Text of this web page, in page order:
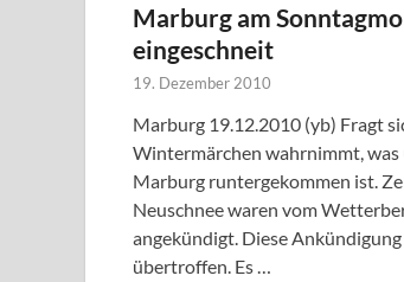
Marburg am
eingeschneit
19. Dezember 2010
Marburg 19.12.2010 (yb) Fragt
Wintermärchen wahrnimmt,
Marburg runtergekommen ist.
Neuschnee waren vom
angekündigt. Diese
übertroffen. Es …